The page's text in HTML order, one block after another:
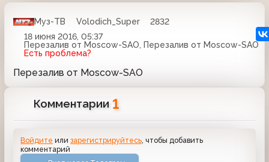
Муз-ТВ Volodich_Super
2832
18 июня 2016, 05:37
Перезалив от Moscow-SAO, Перезалив от Moscow-SAO
Есть проблема?
Перезалив от Moscow-SAO
Комментарии 1
Войдите илизарегистрируйтесь , чтобы добавить
комментарий